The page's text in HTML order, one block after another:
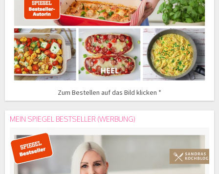
Zum Bestellen auf das Bild klicken *
MEIN SPIEGEL BESTSELLER (WERBUNG)